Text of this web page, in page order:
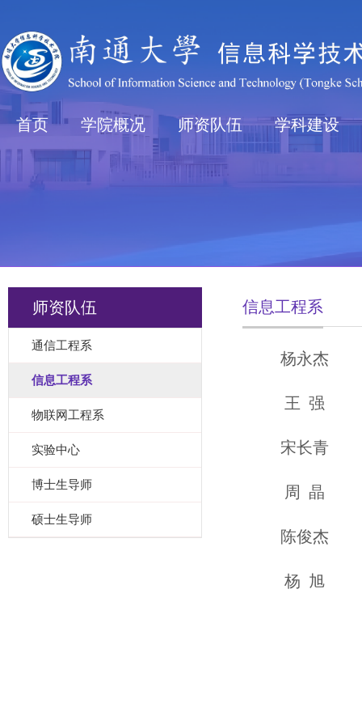
首页 学院概况 师资队伍 学科建设
师资队伍
通信工程系
信息工程系
物联网工程系
实验中心
博士生导师
硕士生导师
信息工程系
杨永杰
王 强
宋长青
周 晶
陈俊杰
杨 旭